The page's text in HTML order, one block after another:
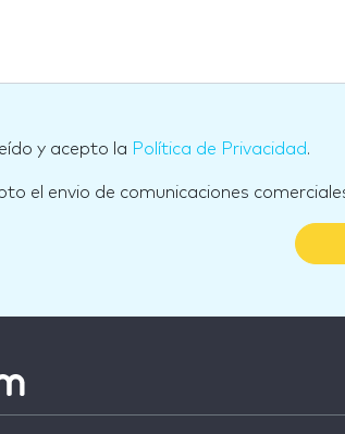
y acepto la Política de Privacidad.
el envio de comunicaciones